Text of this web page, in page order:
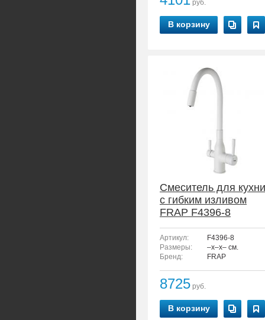
руб.
В корзину
Смеситель для кухни
с гибким изливом
FRAP F4396-8
Артикул:
F4396-8
Размеры:
–x–x– см.
Бренд:
FRAP
8725 руб.
В корзину